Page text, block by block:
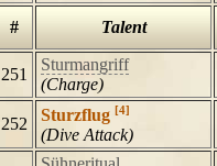
# Talent
251
Sturmangriff
(Charge)
252 Sturzflug [4]
(Dive Attack)